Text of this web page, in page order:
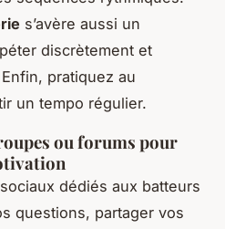
s’avère aussi un
discrètement et
pratiquez au
un tempo régulier.
ou forums pour
dédiés aux batteurs
questions, partager vos